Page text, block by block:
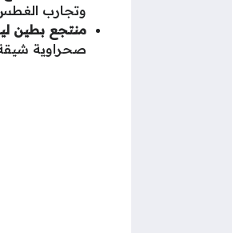
وتجارب الغطس
منتجع بطين
صحراوية شيقة